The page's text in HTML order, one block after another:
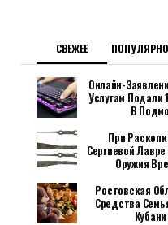
СВЕЖЕЕ
Онлайн-
Услугам Подали
В
При
Сергиевой
Оружия
Ростовская
Средства